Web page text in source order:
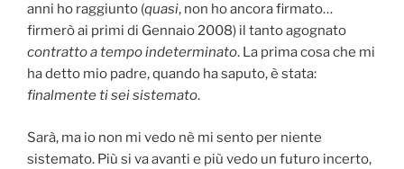
anni ho raggiunto (quasi, non ho ancora firmato…
firmerò ai primi di Gennaio 2008) il tanto agognato
contratto a tempo indeterminato. La prima cosa che mi
ha detto mio padre, quando ha saputo, è stata:
finalmente ti sei sistemato.
Sarà, ma io non mi vedo nè mi sento per niente
sistemato. Più si va avanti e più vedo un futuro incerto,